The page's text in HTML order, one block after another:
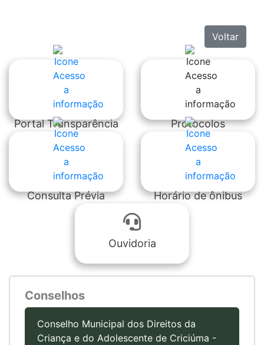
Voltar
Portal Transparência Protocolos
Consulta Prévia Horário de ônibus
Ouvidoria
Conselhos
Conselho Municipal dos Direitos da
Criança e do Adolescente de Criciúma -